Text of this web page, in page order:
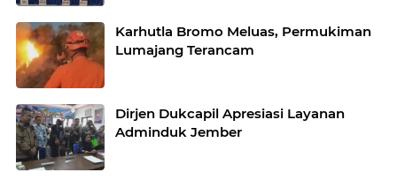
Karhutla Bromo Meluas, Permukiman
Lumajang Terancam
Dirjen Dukcapil Apresiasi Layanan
Adminduk Jember